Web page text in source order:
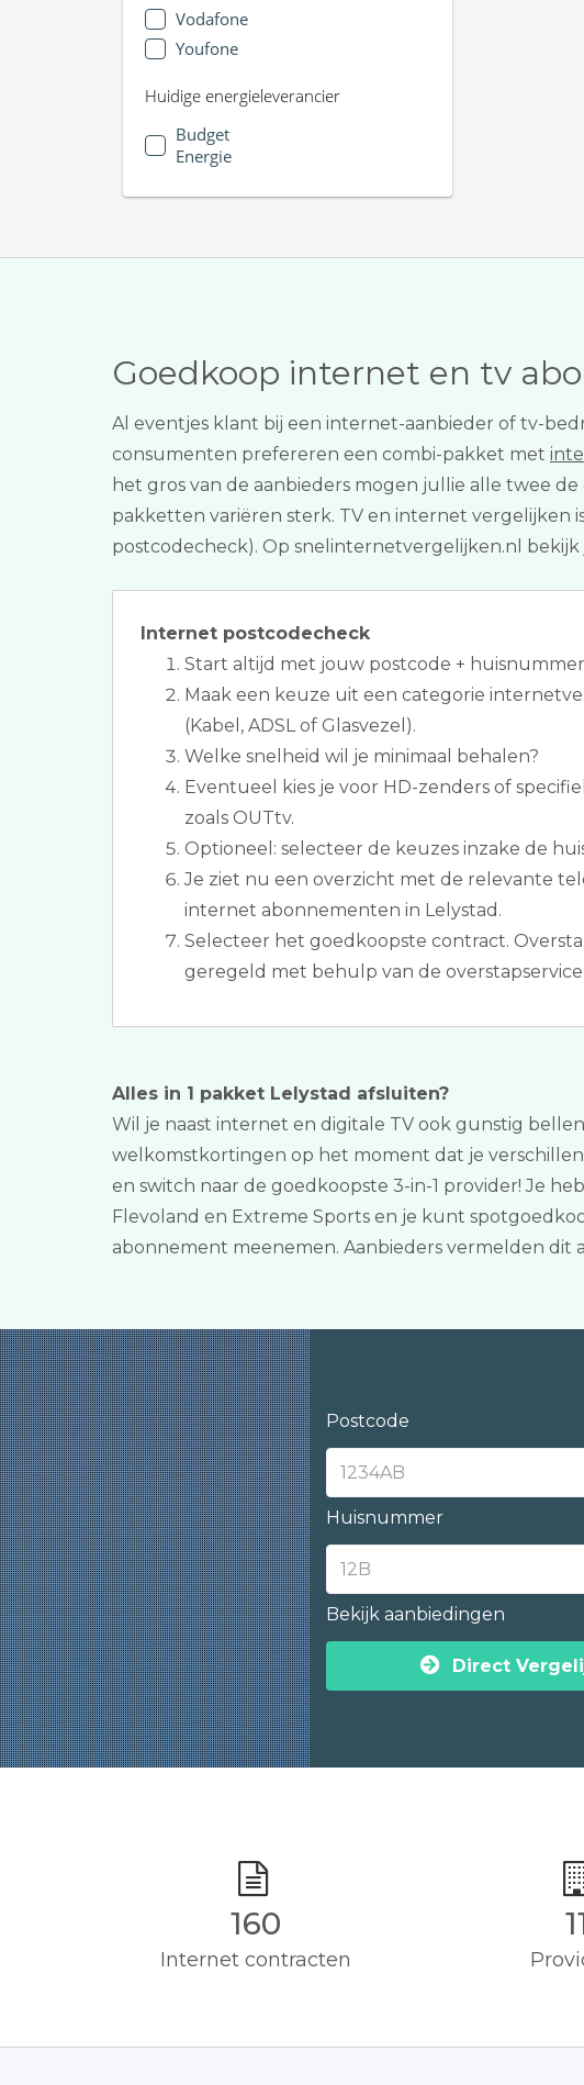
Vodafone
Youfone
Huidige energieleverancier
Budget
Energie
Goedkoop internet en tv
Al eventjes klant bij een internet-aanbieder of tv-
consumenten prefereren een combi-pakket met
het gros van de aanbieders mogen jullie alle twee
pakketten variëren sterk. TV en internet vergelijken
postcodecheck). Op snelinternetvergelijken.nl bekijk
Internet postcodecheck
Start altijd met jouw postcode +
Maak een keuze uit een categorie
(Kabel, ADSL of Glasvezel).
Welke snelheid wil je minimaal behalen?
Eventueel kies je voor HD-zenders of
zoals OUTtv.
Optioneel: selecteer de keuzes inzake de
Je ziet nu een overzicht met de relevante
internet abonnementen in Lelystad.
Selecteer het goedkoopste contract.
geregeld met behulp van de overstapservice.
Alles in 1 pakket Lelystad afsluiten?
Wil je naast internet en digitale TV ook gunstig
welkomstkortingen op het moment dat je
en switch naar de goedkoopste 3-in-1 provider! Je
Flevoland en Extreme Sports en je kunt
abonnement meenemen. Aanbieders vermelden dit
Postcode
Huisnummer
Bekijk aanbiedingen
Direct
160
Internet contracten